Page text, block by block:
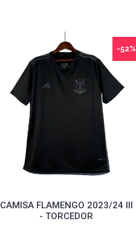
-52%
CAMISA FLAMENGO 2023/24 III
- TORCEDOR